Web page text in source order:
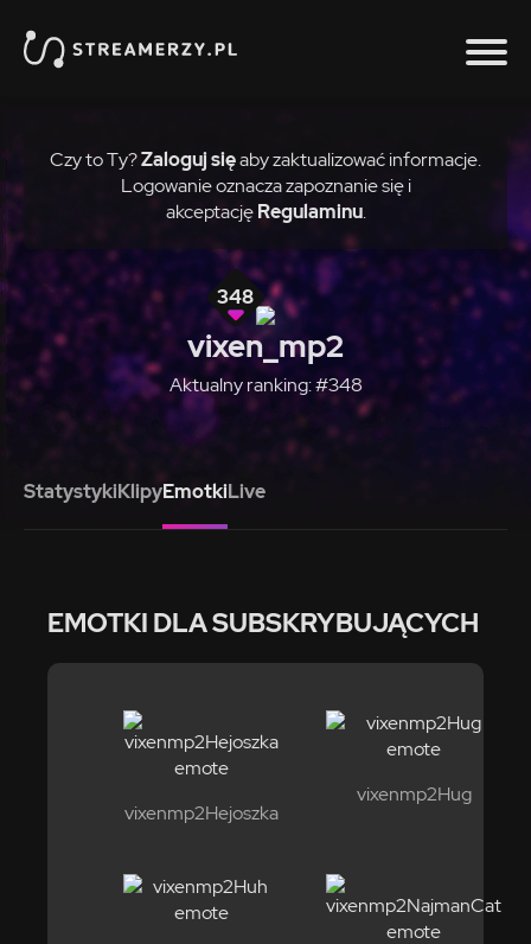
Czy to Ty?Zaloguj sięaby zaktualizować informacje.
Logowanie oznacza zapoznanie się i
akceptację Regulaminu.
348
vixen_mp2
Aktualny ranking: #348
StatystykiKlipyEmotkiLive
EMOTKI DLA SUBSKRYBUJĄCYCH
vixenmp2Hejoszka
vixenmp2Hug